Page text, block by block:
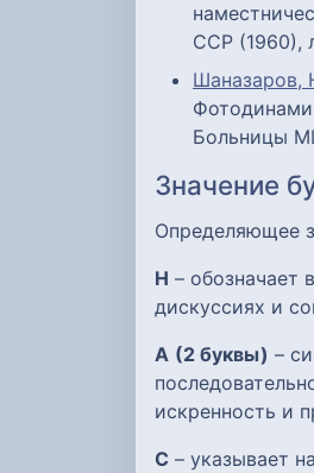
ССР (1960),
Шаназаров,
Больницы
Значение
Определяющее
Н – обозначает
дискуссиях и
А (2 буквы) –
искренность и
С – указывает